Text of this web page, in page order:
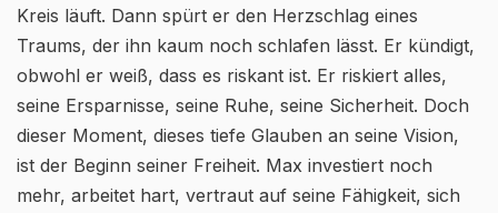
Kreis läuft. Dann spürt er den Herzschlag eines
Traums, der ihn kaum noch schlafen lässt. Er kündigt,
obwohl er weiß, dass es riskant ist. Er riskiert alles,
seine Ersparnisse, seine Ruhe, seine Sicherheit. Doch
dieser Moment, dieses tiefe Glauben an seine Vision,
ist der Beginn seiner Freiheit. Max investiert noch
mehr, arbeitet hart, vertraut auf seine Fähigkeit, sich